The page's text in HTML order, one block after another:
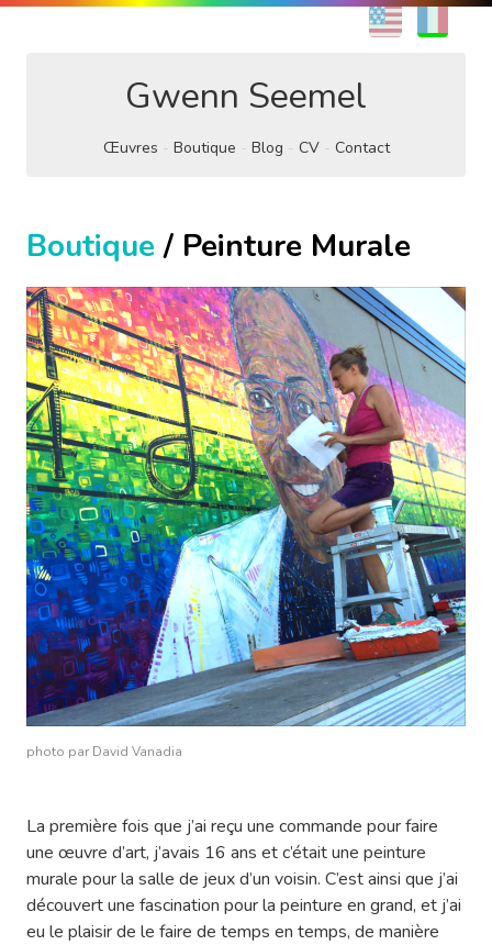
EN
Gwenn Seemel
Œuvres Boutique Blog CV Contact
Boutique/ Peinture Murale
photo par David Vanadia
La première fois que j’ai reçu une commande pour faire
une œuvre d’art, j’avais 16 ans et c’était une peinture
murale pour la salle de jeux d’un voisin. C’est ainsi que j’ai
découvert une fascination pour la peinture en grand, et j’ai
eu le plaisir de le faire de temps en temps, de manière